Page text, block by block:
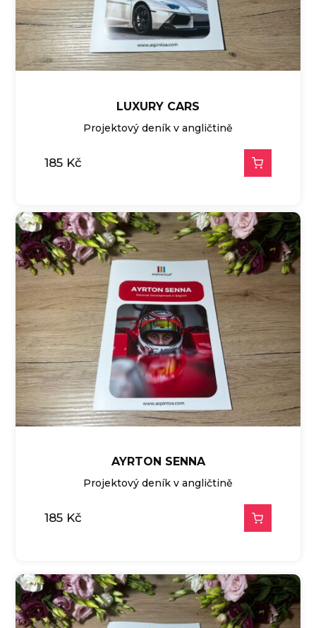
LUXURY CARS
Projektový deník v angličtině
185Kč
AYRTON SENNA
Projektový deník v angličtině
185Kč